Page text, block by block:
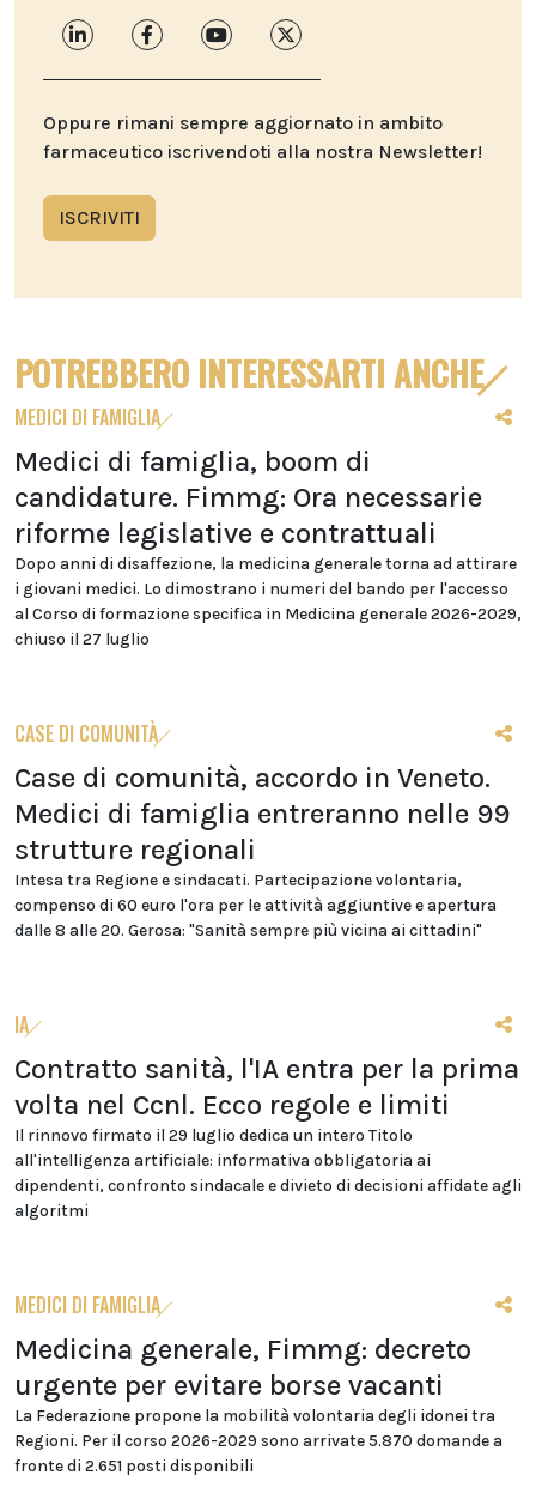
Oppure rimani sempre aggiornato in ambito
farmaceutico iscrivendoti alla nostra Newsletter!
ISCRIVITI
POTREBBERO INTERESSARTI ANCHE
MEDICI DI FAMIGLIA
Medici di famiglia, boom di
candidature. Fimmg: Ora necessarie
riforme legislative e contrattuali
Dopo anni di disaffezione, la medicina generale torna ad attirare
i giovani medici. Lo dimostrano i numeri del bando per l'accesso
al Corso di formazione specifica in Medicina generale 2026-2029,
chiuso il 27 luglio
CASE DI COMUNITÀ
Case di comunità, accordo in Veneto.
Medici di famiglia entreranno nelle 99
strutture regionali
Intesa tra Regione e sindacati. Partecipazione volontaria,
compenso di 60 euro l'ora per le attività aggiuntive e apertura
dalle 8 alle 20. Gerosa: "Sanità sempre più vicina ai cittadini"
IA
Contratto sanità, l'IA entra per la prima
volta nel Ccnl. Ecco regole e limiti
Il rinnovo firmato il 29 luglio dedica un intero Titolo
all'intelligenza artificiale: informativa obbligatoria ai
dipendenti, confronto sindacale e divieto di decisioni affidate agli
algoritmi
MEDICI DI FAMIGLIA
Medicina generale, Fimmg: decreto
urgente per evitare borse vacanti
La Federazione propone la mobilità volontaria degli idonei tra
Regioni. Per il corso 2026-2029 sono arrivate 5.870 domande a
fronte di 2.651 posti disponibili